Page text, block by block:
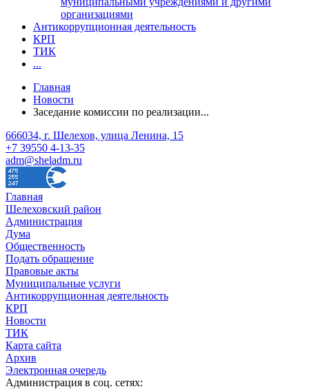
организациями
Антикоррупционная деятельность
КРП
ТИК
...
Главная
Новости
Заседание комиссии по реализации...
666034, г. Шелехов, улица Ленина, 15
+7 39550 4-13-35
adm@sheladm.ru
Главная
Шелеховский район
Администрация
Дума
Общественность
Подать обращение
Правовые акты
Муниципальные услуги
Антикоррупционная деятельность
КРП
Новости
ТИК
Карта сайта
Архив
Электронная очередь
Администрация в соц. сетях: